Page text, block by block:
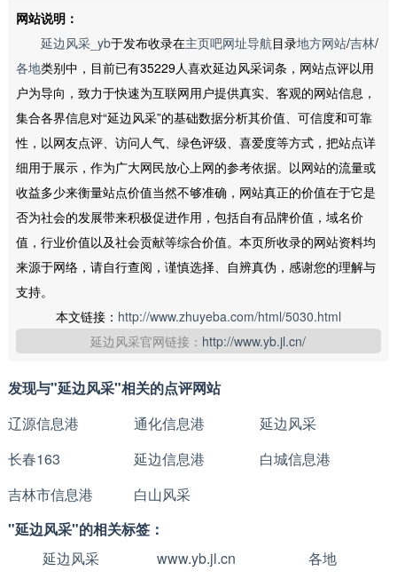
网站说明：
延边风采_yb于发布收录在主页吧网址导航目录地方网站/吉林/
各地类别中，目前已有35229人喜欢延边风采词条，网站点评以用
户为导向，致力于快速为互联网用户提供真实、客观的网站信息，
集合各界信息对“延边风采”的基础数据分析其价值、可信度和可靠
性，以网友点评、访问人气、绿色评级、喜爱度等方式，把站点详
细用于展示，作为广大网民放心上网的参考依据。以网站的流量或
收益多少来衡量站点价值当然不够准确，网站真正的价值在于它是
否为社会的发展带来积极促进作用，包括自有品牌价值，域名价
值，行业价值以及社会贡献等综合价值。本页所收录的网站资料均
来源于网络，请自行查阅，谨慎选择、自辨真伪，感谢您的理解与
支持。
本文链接： http://www.zhuyeba.com/html/5030.html
延边风采官网链接： http://www.yb.jl.cn/
发现与"延边风采"相关的点评网站
辽源信息港
通化信息港
延边风采
长春163
延边信息港
白城信息港
吉林市信息港
白山风采
"延边风采"的相关标签：
延边风采
www.yb.jl.cn
各地